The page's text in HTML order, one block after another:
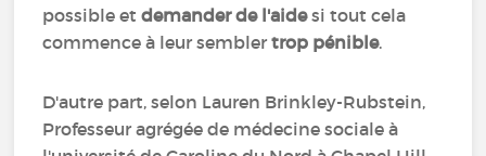
possible etdemander de l'aidesi tout cela
commence à leur semblertrop pénible.
D'autre part, selon Lauren Brinkley-Rubstein,
Professeur agrégée de médecine sociale à